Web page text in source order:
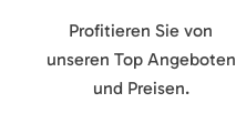
Profitieren Sie von
unseren Top Angeboten
und Preisen.